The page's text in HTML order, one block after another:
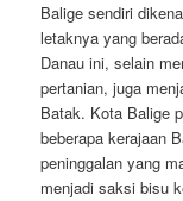
Balige sendiri
letaknya yang
Danau ini, selain
pertanian, juga
Batak. Kota Balige
beberapa kerajaan
peninggalan yang
menjadi saksi bisu